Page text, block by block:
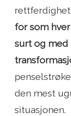
for som
surt og med
den mest
situasjonen.